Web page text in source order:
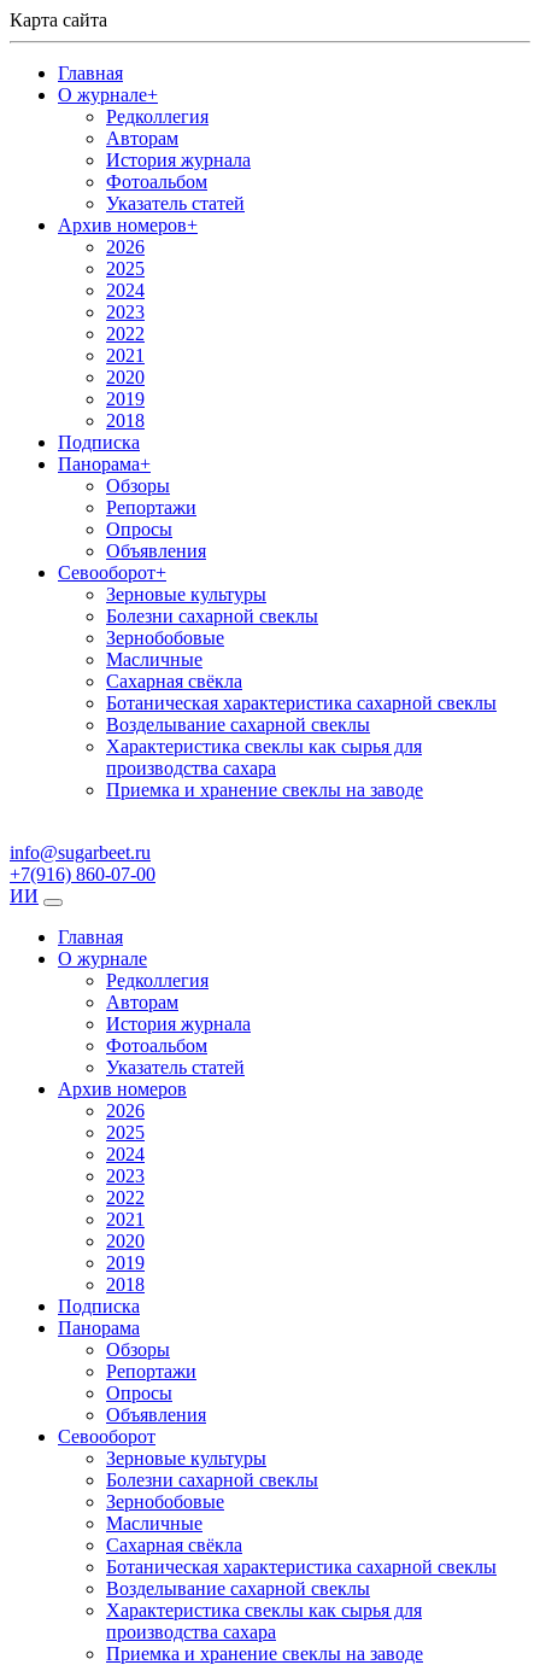
Карта сайта
Главная
О журнале+
Редколлегия
Авторам
История журнала
Фотоальбом
Указатель статей
Архив номеров+
2026
2025
2024
2023
2022
2021
2020
2019
2018
Подписка
Панорама+
Обзоры
Репортажи
Опросы
Объявления
Севооборот+
Зерновые культуры
Болезни сахарной свеклы
Зернобобовые
Масличные
Сахарная свёкла
Ботаническая характеристика сахарной свеклы
Возделывание сахарной свеклы
Характеристика свеклы как сырья для
производства сахара
Приемка и хранение свеклы на заводе
info@sugarbeet.ru
+7(916) 860-07-00
ИИ
Главная
О журнале
Редколлегия
Авторам
История журнала
Фотоальбом
Указатель статей
Архив номеров
2026
2025
2024
2023
2022
2021
2020
2019
2018
Подписка
Панорама
Обзоры
Репортажи
Опросы
Объявления
Севооборот
Зерновые культуры
Болезни сахарной свеклы
Зернобобовые
Масличные
Сахарная свёкла
Ботаническая характеристика сахарной свеклы
Возделывание сахарной свеклы
Характеристика свеклы как сырья для
производства сахара
Приемка и хранение свеклы на заводе